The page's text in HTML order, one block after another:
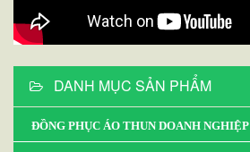
DANH MỤC SẢN PHẨM
ĐỒNG PHỤC ÁO THUN DOANH NGHIỆP